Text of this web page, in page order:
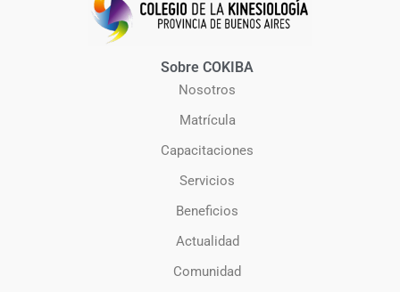
Sobre COKIBA
Nosotros
Matrícula
Capacitaciones
Servicios
Beneficios
Actualidad
Comunidad